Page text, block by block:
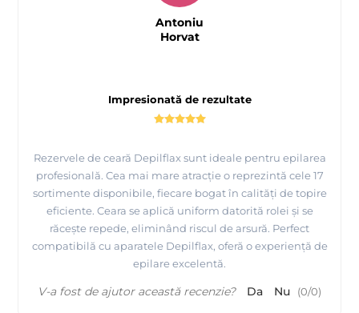
Epilarea cu ceara la rezerve ROLL ON - Depilflax
Impresionată de rezultate
Rezervele de ceară Depilflax sunt ideale pentru epilarea
profesională. Cea mai mare atracție o reprezintă cele 17
sortimente disponibile, fiecare bogat în calități de topire
eficiente. Ceara se aplică uniform datorită rolei și se
răcește repede, eliminând riscul de arsură. Perfect
compatibilă cu aparatele Depilflax, oferă o experiență de
epilare excelentă.
Antoniu
Horvat
V-a fost de ajutor această recenzie? Da Nu (0/0)